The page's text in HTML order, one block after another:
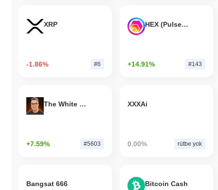
XRP
-1.86% #6
HEX (Pulsechain)
+14.91% #143
The White Bull
+7.59% #5603
XXXAi
0.00% rütbe yok
Bangsat 666 Bitcoin Cash